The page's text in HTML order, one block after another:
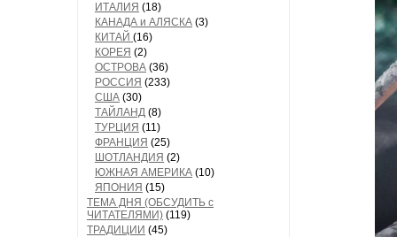
ИТАЛИЯ (18)
КАНАДА и АЛЯСКА (3)
КИТАЙ (16)
КОРЕЯ (2)
ОСТРОВА (36)
РОССИЯ (233)
США (30)
ТАЙЛАНД (8)
ТУРЦИЯ (11)
ФРАНЦИЯ (25)
ШОТЛАНДИЯ (2)
ЮЖНАЯ АМЕРИКА (10)
ЯПОНИЯ (15)
ТЕМА ДНЯ (ОБСУДИТЬ с
ЧИТАТЕЛЯМИ) (119)
ТРАДИЦИИ (45)